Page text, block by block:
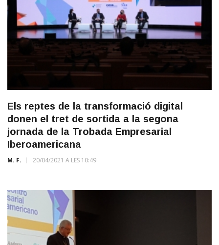
Els reptes de la transformació digital
donen el tret de sortida a la segona
jornada de la Trobada Empresarial
Iberoamericana
M. F. 20/04/2021 A LES 10:49